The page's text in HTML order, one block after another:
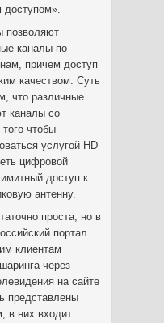
доступом».
позволяют
каналы по
причем доступ
качеством. Суть
что различные
каналы со
чтобы
услугой HD
цифровой
доступ к
антенну.
проста, но в
портал
клиентам
через
на сайте
представлены
в них входит